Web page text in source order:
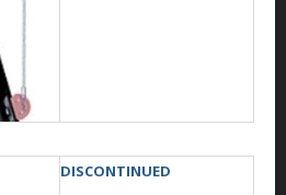
DISCONTINUED